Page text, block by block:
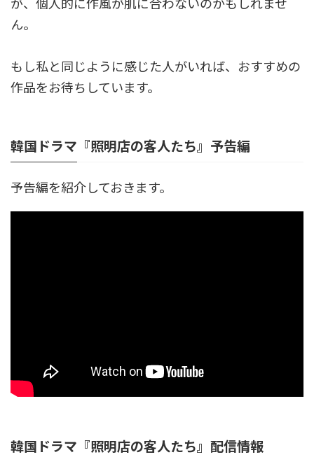
ん。
もし私と同じように感じた人がいれば、おすすめの
作品をお待ちしています。
韓国ドラマ『照明店の客人たち』予告編
予告編を紹介しておきます。
韓国ドラマ『照明店の客人たち』配信情報